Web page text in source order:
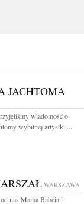
JACHTOMA
wiadomość o
wybitnej artystki,...
WARSZAWA
nas Mama Babcia i